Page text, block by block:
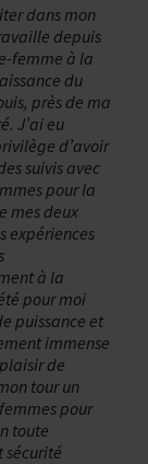
dans mon
depuis
femme à la
du
près de ma
J’ai eu
d’avoir
suivis avec
pour la
mes deux
expériences
à la
pour moi
puissance et
immense
de
tour un
pour
toute
sécurité